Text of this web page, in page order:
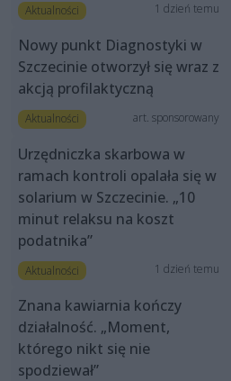
Aktualności 1 dzień temu
Nowy punkt Diagnostyki w
Szczecinie otworzył się wraz z
akcją profilaktyczną
Aktualności art. sponsorowany
Urzędniczka skarbowa w
ramach kontroli opalała się w
solarium w Szczecinie. „10
minut relaksu na koszt
podatnika”
Aktualności 1 dzień temu
Znana kawiarnia kończy
działalność. „Moment,
którego nikt się nie
spodziewał”